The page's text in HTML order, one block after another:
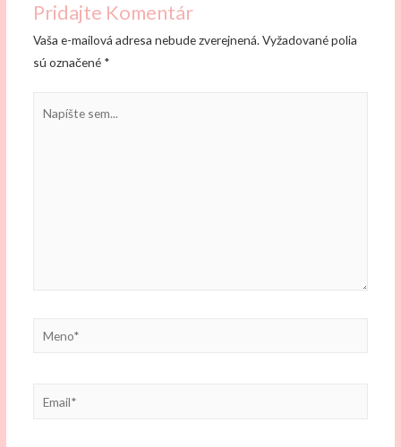
Pridajte Komentár
Vaša e-mailová adresa nebude zverejnená. Vyžadované polia
sú označené *
sem...
Meno*